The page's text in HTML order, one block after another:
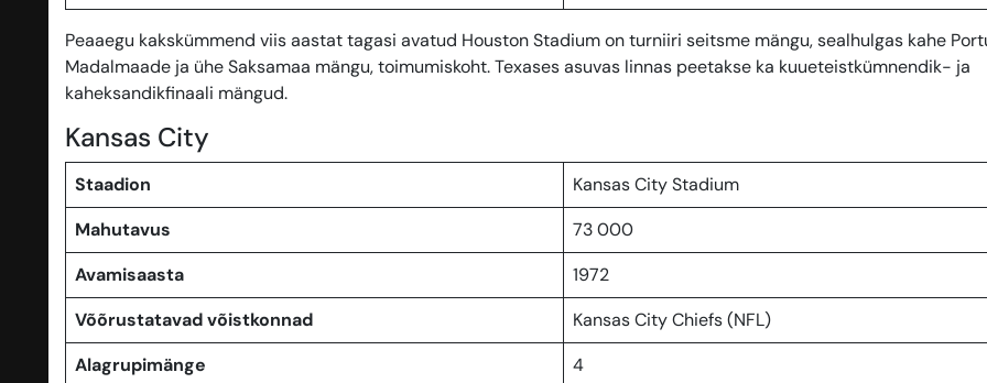
Peaaegu kakskümmend viis aastat tagasi avatud Houston Stadium on turniiri seitsme mängu, sealhulgas kahe
Madalmaade ja ühe Saksamaa mängu, toimumiskoht. Texases asuvas linnas peetakse ka kuueteistkümnendik- ja
kaheksandikfinaali mängud.
Kansas City
Staadion
Kansas City Stadium
Mahutavus
73 000
Avamisaasta
1972
Võõrustatavad võistkonnad
Kansas City Chiefs (NFL)
Alagrupimänge
4